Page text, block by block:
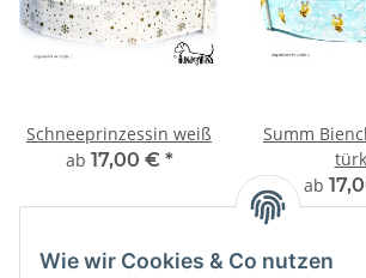
Schneeprinzessin weiß
ab 17,00 € *
Summ
ab
Wie wir Cookies & Co nutzen